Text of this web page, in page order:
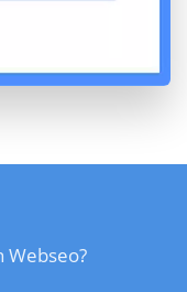
Webseo?